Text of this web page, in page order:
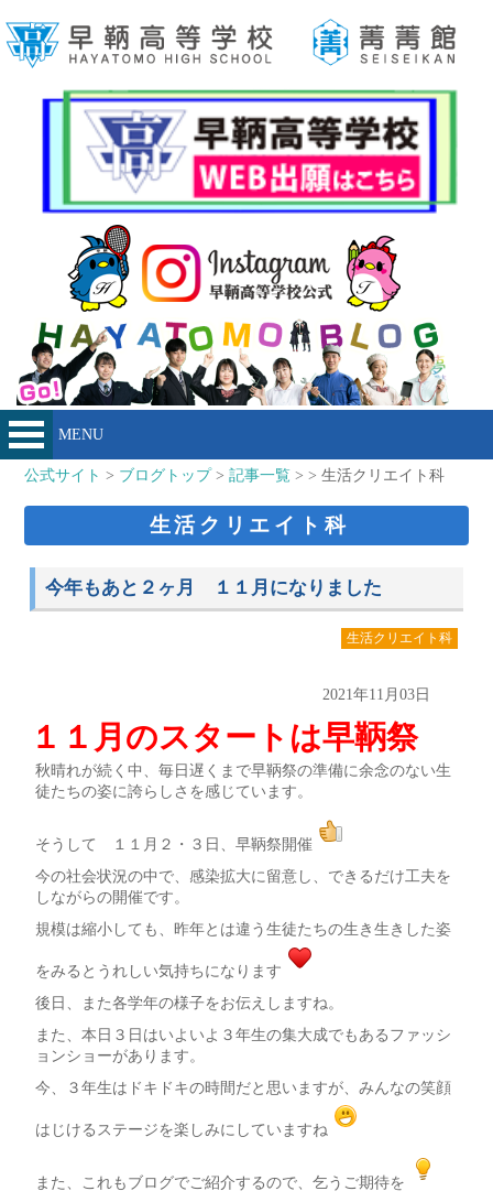
MENU
公式サイト > ブログトップ>記事一覧 > > 生活クリエイト科
生活クリエイト科
今年もあと２ヶ月 １１月になりました
生活クリエイト科
2021年11月03日
１１月のスタートは早鞆祭
秋晴れが続く中、毎日遅くまで早鞆祭の準備に余念のない生
徒たちの姿に誇らしさを感じています。
そうして １１月２・３日、早鞆祭開催
今の社会状況の中で、感染拡大に留意し、できるだけ工夫を
しながらの開催です。
規模は縮小しても、昨年とは違う生徒たちの生き生きした姿
をみるとうれしい気持ちになります
後日、また各学年の様子をお伝えしますね。
また、本日３日はいよいよ３年生の集大成でもあるファッシ
ョンショーがあります。
今、３年生はドキドキの時間だと思いますが、みんなの笑顔
はじけるステージを楽しみにしていますね
また、これもブログでご紹介するので、乞うご期待を